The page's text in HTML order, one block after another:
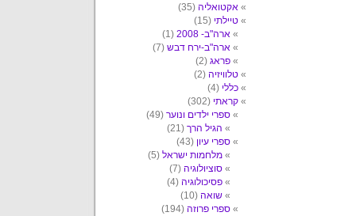
אקטואליה (35)
טיילתי (15)
ארה"ב- 2008
(1)
ארה"ב-ירח דבש (7)
פראג (2)
טלוויזיה (2)
כללי (4)
קראתי (302)
ספרי ילדים ונוער (49)
הגיל הרך (21)
ספרי עיון (43)
מלחמות ישראל (5)
סוציולוגיה (7)
פסיכולוגיה (4)
שואה (10)
ספרי פרוזה (194)